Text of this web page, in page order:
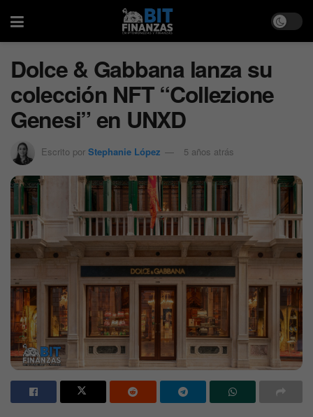
Dolce & Gabbana lanza su
colección NFT “Collezione
Genesi” en UNXD
Escrito por Stephanie López 5 años atrás